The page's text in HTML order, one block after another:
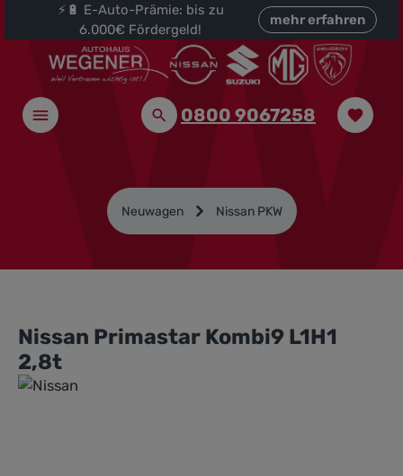
springen
⚡🔋 E-Auto-Prämie: bis zu
6.000€ Fördergeld!
mehr erfahren
0800 9067258
Neuwagen Nissan PKW
Nissan Primastar Kombi9 L1H1
2,8t